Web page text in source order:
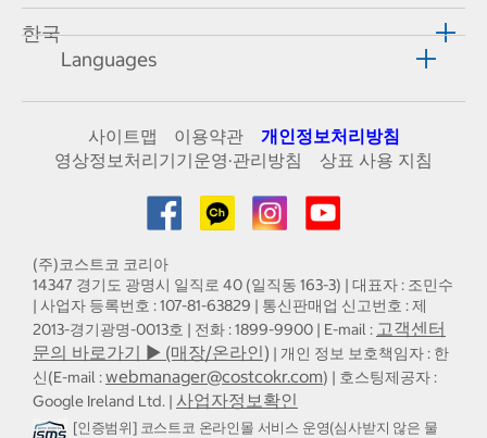
한국
Languages
사이트맵 이용약관
개인정보처리방침
영상정보처리기기운영·관리방침
상표 사용 지침
(주)코스트코 코리아
14347 경기도 광명시 일직로 40 (일직동 163-3) | 대표자 : 조민수
| 사업자 등록번호 : 107-81-63829 | 통신판매업 신고번호 : 제
2013-경기광명-0013호 | 전화 : 1899-9900 | E-mail : 고객센터
문의 바로가기 ▶ (매장/온라인) | 개인 정보 보호책임자 : 한
신(E-mail :webmanager@costcokr.com) | 호스팅제공자 :
Google Ireland Ltd. | 사업자정보확인
[인증범위] 코스트코 온라인몰 서비스 운영(심사받지 않은 물